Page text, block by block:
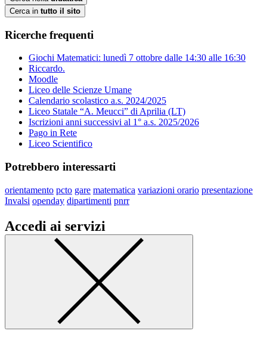
Cerca in tutto il sito
Ricerche frequenti
Giochi Matematici: lunedì 7 ottobre dalle 14:30 alle 16:30
Riccardo.
Moodle
Liceo delle Scienze Umane
Calendario scolastico a.s. 2024/2025
Liceo Statale “A. Meucci” di Aprilia (LT)
Iscrizioni anni successivi al 1° a.s. 2025/2026
Pago in Rete
Liceo Scientifico
Potrebbero interessarti
orientamento pcto gare matematica variazioni orario presentazione
Invalsi openday dipartimenti pnrr
Accedi ai servizi